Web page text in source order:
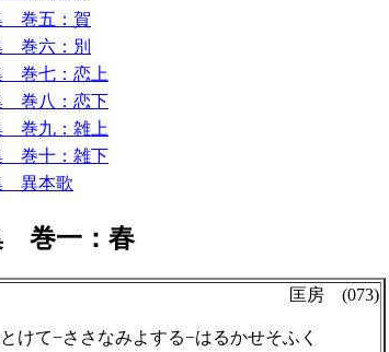
巻五：賀
巻六：別
巻七：恋上
巻八：恋下
巻九：雑上
巻十：雑下
異本歌
巻一：春
匡房 (073)
けて−ささなみよする−はるかせそふく